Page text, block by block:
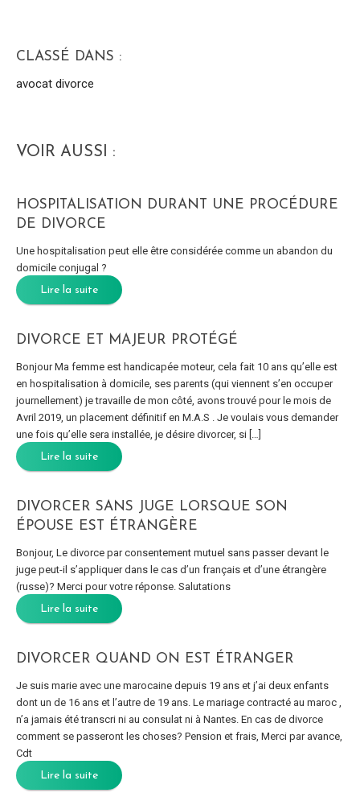
CLASSÉ DANS :
avocat divorce
VOIR AUSSI :
HOSPITALISATION DURANT UNE PROCÉDURE
DE DIVORCE
Une hospitalisation peut elle être considérée comme un abandon du
domicile conjugal ?
Lire la suite
DIVORCE ET MAJEUR PROTÉGÉ
Bonjour Ma femme est handicapée moteur, cela fait 10 ans qu’elle est
en hospitalisation à domicile, ses parents (qui viennent s’en occuper
journellement) je travaille de mon côté, avons trouvé pour le mois de
Avril 2019, un placement définitif en M.A.S . Je voulais vous demander
une fois qu’elle sera installée, je désire divorcer, si […]
Lire la suite
DIVORCER SANS JUGE LORSQUE SON
ÉPOUSE EST ÉTRANGÈRE
Bonjour, Le divorce par consentement mutuel sans passer devant le
juge peut-il s’appliquer dans le cas d’un français et d’une étrangère
(russe)? Merci pour votre réponse. Salutations
Lire la suite
DIVORCER QUAND ON EST ÉTRANGER
Je suis marie avec une marocaine depuis 19 ans et j’ai deux enfants
dont un de 16 ans et l’autre de 19 ans. Le mariage contracté au maroc ,
n’a jamais été transcri ni au consulat ni à Nantes. En cas de divorce
comment se passeront les choses? Pension et frais, Merci par avance,
Cdt
Lire la suite